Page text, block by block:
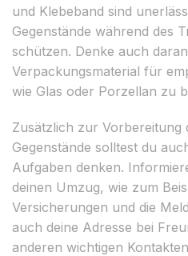
und Klebeband sind
Gegenstände während des
schützen. Denke auch
Verpackungsmaterial für
wie Glas oder Porzellan zu
Zusätzlich zur Vorbereitung
Gegenstände solltest du
Aufgaben denken.
deinen Umzug, wie zum
Versicherungen und die
auch deine Adresse bei
anderen wichtigen